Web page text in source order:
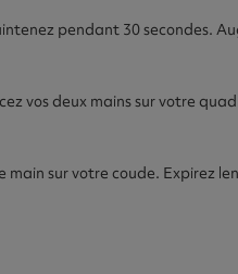
pendant 30 secondes.
vos deux mains sur votre
main sur votre coude. Expirez